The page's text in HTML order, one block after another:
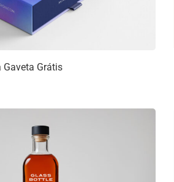
Gaveta Grátis